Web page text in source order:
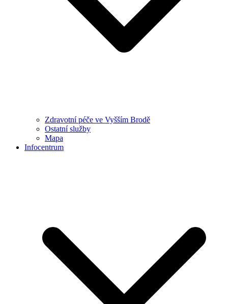
Zdravotní péče ve Vyšším Brodě
Ostatní služby
Mapa
Infocentrum